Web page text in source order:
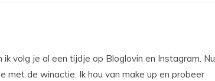
volg je al een tijdje op Bloglovin en Instagram. Nu
met de winactie. Ik hou van make up en probeer